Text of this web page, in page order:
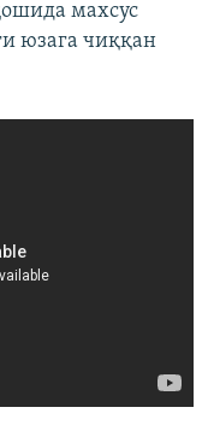
махсус
юзага чиққан